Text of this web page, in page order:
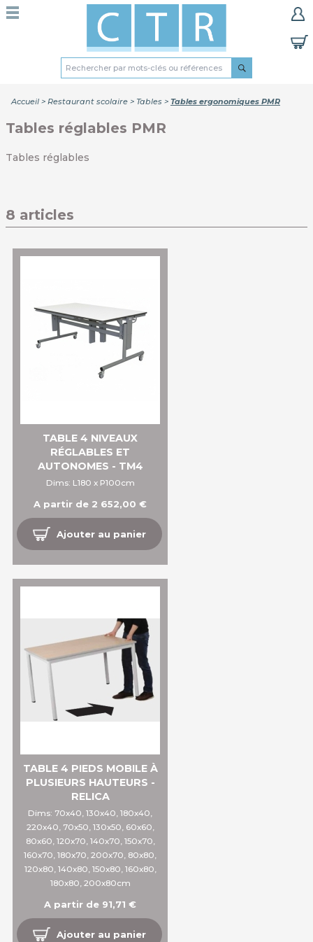
Accueil > Restaurant scolaire > Tables > Tables ergonomiques PMR
Tables réglables PMR
Tables réglables
8 articles
TABLE 4 NIVEAUX
RÉGLABLES ET
AUTONOMES - TM4
Dims: L180 x P100cm
A partir de 2 652,00 €
Ajouter au panier
TABLE 4 PIEDS MOBILE À
PLUSIEURS HAUTEURS -
RELICA
Dims: 70x40, 130x40, 180x40,
220x40, 70x50, 130x50, 60x60,
80x60, 120x70, 140x70, 150x70,
160x70, 180x70, 200x70, 80x80,
120x80, 140x80, 150x80, 160x80,
180x80, 200x80cm
A partir de 91,71 €
Ajouter au panier